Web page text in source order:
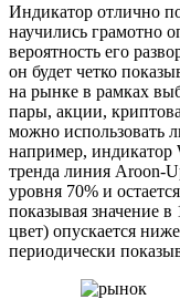
Индикатор отлично
научились грамотно
вероятность его
он будет четко
на рынке в рамках
пары, акции,
можно использовать
например, индикатор
тренда линия Aroon-
уровня 70% и
показывая значение
цвет) опускается
периодически